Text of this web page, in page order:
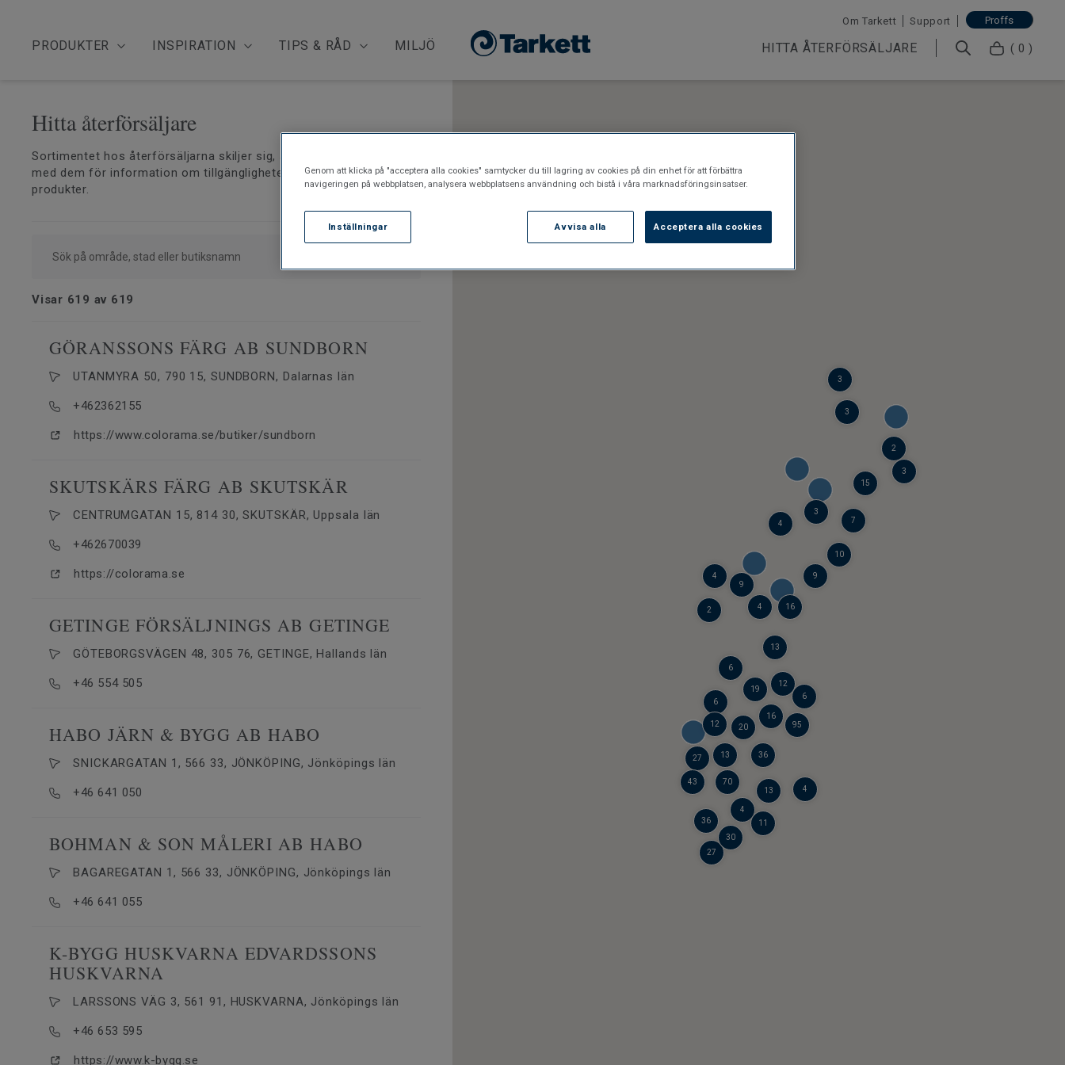
PRODUKTER INSPIRATION TIPS & RÅD MILJÖ
Om Tarkett Support Proffs
HITTA ÅTERFÖRSÄLJARE ( 0 )
hitta återförsäljare
Sortimentet hos återförsäljarna skiljer sig, så vänligen ta kontakt
med dem för information om tillgängligheten av prover och
produkter.
Visar 619 av 619
GÖRANSSONS FÄRG AB SUNDBORN
UTANMYRA 50, 790 15, SUNDBORN, Dalarnas län
+462362155
https://www.colorama.se/butiker/sundborn
SKUTSKÄRS FÄRG AB SKUTSKÄR
CENTRUMGATAN 15, 814 30, SKUTSKÄR, Uppsala län
+462670039
https://colorama.se
GETINGE FÖRSÄLJNINGS AB GETINGE
GÖTEBORGSVÄGEN 48, 305 76, GETINGE, Hallands län
+46 554 505
HABO JÄRN & BYGG AB HABO
SNICKARGATAN 1, 566 33, JÖNKÖPING, Jönköpings län
+46 641 050
BOHMAN & SON MÅLERI AB HABO
BAGAREGATAN 1, 566 33, JÖNKÖPING, Jönköpings län
+46 641 055
K-BYGG HUSKVARNA EDVARDSSONS
HUSKVARNA
LARSSONS VÄG 3, 561 91, HUSKVARNA, Jönköpings län
+46 653 595
https://www.k-bygg.se
19
12
36
70
30
27
16
9
95
36
16
6
20
6
13
43
27
11
4
13
13
12
6
9
2 4
10
7
15
3
3
2
4
3
3
4
4
Genom att klicka på "acceptera alla cookies" samtycker du till lagring av cookies på din enhet för att förbättra
navigeringen på webbplatsen, analysera webbplatsens användning och bistå i våra marknadsföringsinsatser.
Avvisa alla Acceptera alla cookies
Inställningar